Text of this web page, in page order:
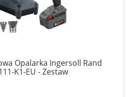
Opalarka Ingersoll Rand
K1-EU - Zestaw